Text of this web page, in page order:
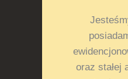
oraz stałej